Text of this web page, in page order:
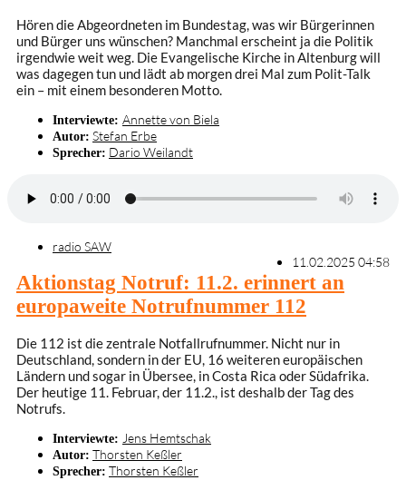
Hören die Abgeordneten im Bundestag, was wir Bürgerinnen
und Bürger uns wünschen? Manchmal erscheint ja die Politik
irgendwie weit weg. Die Evangelische Kirche in Altenburg will
was dagegen tun und lädt ab morgen drei Mal zum Polit-Talk
ein – mit einem besonderen Motto.
Interviewte: Annette von Biela
Autor: Stefan Erbe
Sprecher: Dario Weilandt
radio SAW
11.02.2025 04:58
Aktionstag Notruf: 11.2. erinnert an
europaweite Notrufnummer 112
Die 112 ist die zentrale Notfallrufnummer. Nicht nur in
Deutschland, sondern in der EU, 16 weiteren europäischen
Ländern und sogar in Übersee, in Costa Rica oder Südafrika.
Der heutige 11. Februar, der 11.2., ist deshalb der Tag des
Notrufs.
Interviewte: Jens Hemtschak
Autor: Thorsten Keßler
Sprecher: Thorsten Keßler